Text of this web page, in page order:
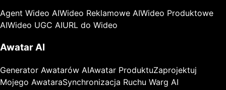
Agent Wideo AIWideo Reklamowe AIWideo Produktowe
AIWideo UGC AIURL do Wideo
Awatar AI
Generator Awatarów AIAwatar ProduktuZaprojektuj
Mojego AwataraSynchronizacja Ruchu Warg AI